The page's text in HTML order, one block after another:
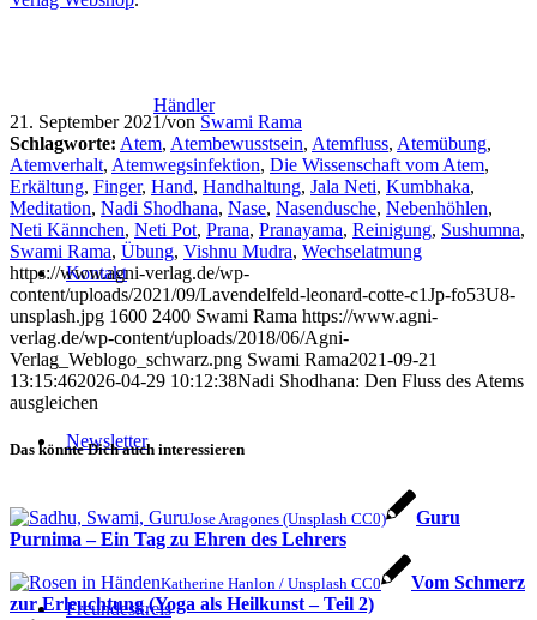
Händler
Kontakt
Newsletter
Freundeskreis
21. September 2021/von Swami Rama
Schlagworte: Atem, Atembewusstsein, Atemfluss, Atemübung,
Atemverhalt, Atemwegsinfektion, Die Wissenschaft vom Atem,
Erkältung, Finger, Hand, Handhaltung, Jala Neti, Kumbhaka,
Meditation, Nadi Shodhana, Nase, Nasendusche, Nebenhöhlen,
Neti Kännchen, Neti Pot, Prana, Pranayama, Reinigung, Sushumna,
Swami Rama, Übung, Vishnu Mudra, Wechselatmung
https://www.agni-verlag.de/wp-
content/uploads/2021/09/Lavendelfeld-leonard-cotte-c1Jp-fo53U8-
unsplash.jpg 1600 2400 Swami Rama https://www.agni-
verlag.de/wp-content/uploads/2018/06/Agni-
Verlag_Weblogo_schwarz.png Swami Rama2021-09-21
13:15:462026-04-29 10:12:38Nadi Shodhana: Den Fluss des Atems
ausgleichen
Das könnte Dich auch interessieren
Jose Aragones (Unsplash CC0)
Guru
Purnima – Ein Tag zu Ehren des Lehrers
Katherine Hanlon / Unsplash CC0
Vom Schmerz
zur Erleuchtung (Yoga als Heilkunst – Teil 2)